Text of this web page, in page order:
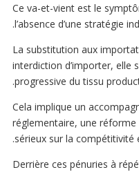
Ce va-et-vient est le
l’absence d’une stratégie
La substitution aux
interdiction d’importer, elle
progressive du tissu
Cela implique un
réglementaire, une réforme
sérieux sur la compétitivité
Derrière ces pénuries à